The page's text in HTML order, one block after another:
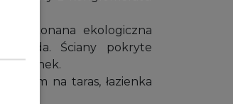
wykonana ekologiczna
woda. Ściany pokryte
kominek.
na taras, łazienka